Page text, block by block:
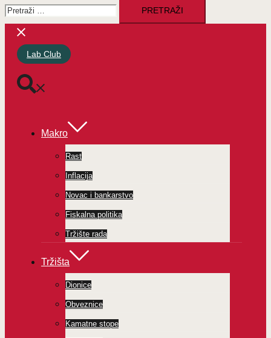
Pretraži:
Lab Club
Makro
Rast
Inflacija
Novac i bankarstvo
Fiskalna politika
Tržište rada
Tržišta
Dionice
Obveznice
Kamatne stope